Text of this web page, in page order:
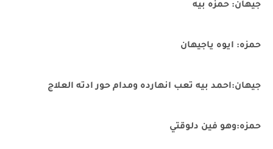
جيهان: حمزه بيه
حمزه: ايوه ياجيهان
جيهان:احمد بيه تعب انهارده ومدام حور ادته العلاج
حمزه:وهو فين دلوقتي